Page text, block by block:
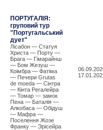
ПОРТУГАЛІЯ:
груповий тур
"Португальський
дует"
Лісабон — Статуя
Христа — Порту —
Брага — Гімарайнш
— Бом Жезуш —
Коімбра — Фатіма
— Печери Grutas
de moeda — Сінтра
— Кінта Регалейра
— Томар — замок
Пена — Баталія —
Алкобаса — Обідуш
— Мафра —
Поселення Жозе
Франку — Эрісейра